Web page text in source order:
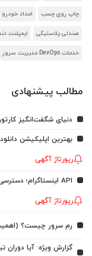
چاپ روی چسب امداد
صندلی پلاستیکی ایمپلنت
خدمات DevOps مدیریت سرور
مطالب پیشنهادی
دنیای شگفت‌انگیز
بهترین اپلیکیشن
رپورتاژ آگهی
API اینستاگرام؛ دسترسی آسان، سریع و بدون محدودیت به اطلاعات اینستاگرام
رپورتاژ آگهی
رم سرور چیست؟
گزارش ویژه: آیا دوران